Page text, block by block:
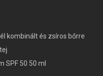
kombinált és zsíros bőrre
SPF 50 50 ml